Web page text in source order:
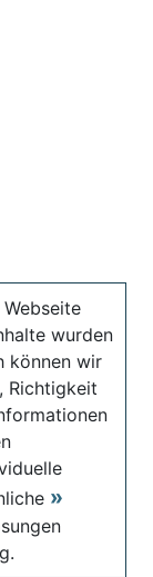
wurden
können wir
Richtigkeit